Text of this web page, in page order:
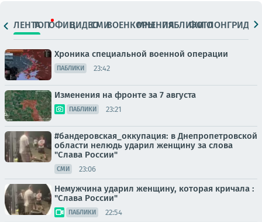
ЛЕНТАТОПОФИЦ.ВИДЕОСМИВОЕНКОРЫМНЕНИЯПАБЛИКИ
ФОТОЛОНГРИДЫ
Хроника специальной военной операции
ПАБЛИКИ 23:42
Изменения на фронте за 7 августа
ПАБЛИКИ 23:21
#бандеровская_оккупация: в Днепропетровской
области нелюдь ударил женщину за слова
"Слава России"
СМИ 23:06
Немужчина ударил женщину, которая кричала :
"Слава России"
ПАБЛИКИ 22:54